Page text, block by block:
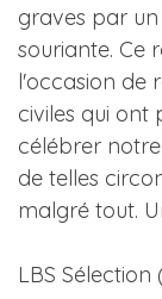
graves par
souriante. Ce
l'occasion de
civiles qui ont
célébrer
de telles
malgré tout.
LBS Sélection